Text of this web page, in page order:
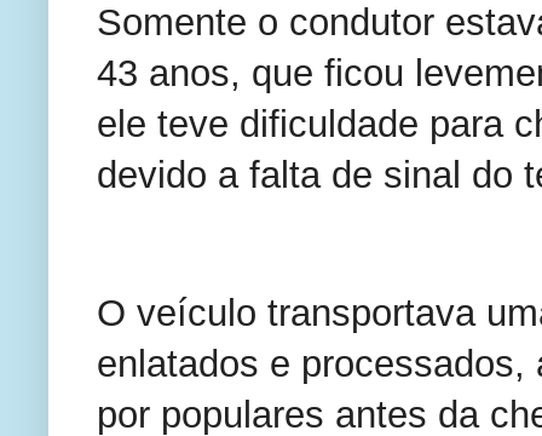
Somente o condutor
43 anos, que ficou
ele teve dificuldade para
devido a falta de sinal do
O veículo transportava
enlatados e
por populares antes da